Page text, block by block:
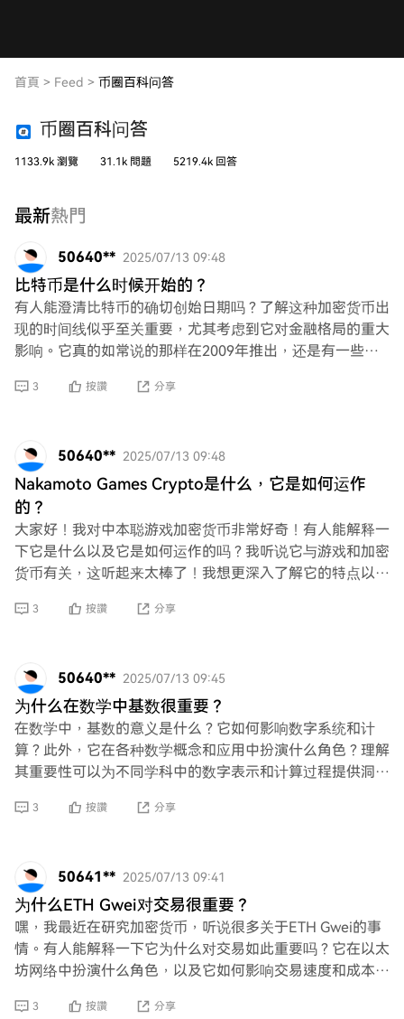
首頁 > Feed > 币圈百科问答
币圈百科问答
1133.9k 瀏覽 31.1k 問題 5219.4k 回答
最新熱門
50640** 2025/07/13 09:48
比特币是什么时候开始的？
有人能澄清比特币的确切创始日期吗？了解这种加密货币出
现的时间线似乎至关重要，尤其考虑到它对金融格局的重大
影响。它真的如常说的那样在2009年推出，还是有一些早
3 按讚 分享
50640** 2025/07/13 09:48
Nakamoto Games Crypto是什么，它是如何运作
的？
大家好！我对中本聪游戏加密货币非常好奇！有人能解释一
下它是什么以及它是如何运作的吗？我听说它与游戏和加密
货币有关，这听起来太棒了！我想更深入了解它的特点以及
3 按讚 分享
50640** 2025/07/13 09:45
为什么在数学中基数很重要？
在数学中，基数的意义是什么？它如何影响数字系统和计
算？此外，它在各种数学概念和应用中扮演什么角色？理解
其重要性可以为不同学科中的数字表示和计算过程提供洞
3 按讚 分享
50641** 2025/07/13 09:41
为什么ETH Gwei对交易很重要？
嘿，我最近在研究加密货币，听说很多关于ETH Gwei的事
情。有人能解释一下它为什么对交易如此重要吗？它在以太
坊网络中扮演什么角色，以及它如何影响交易速度和成本？
3 按讚 分享